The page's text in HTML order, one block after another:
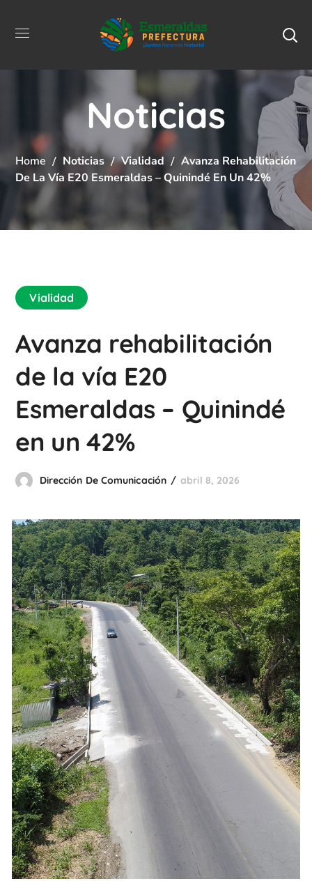
Noticias
Home Noticias Vialidad
Avanza Rehabilitación
De La Vía E20 Esmeraldas – Quinindé En Un 42%
Vialidad
Avanza rehabilitación
de la vía E20
Esmeraldas – Quinindé
en un 42%
Dirección De Comunicación abril 8, 2026